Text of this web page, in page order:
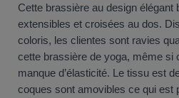
Cette brassière au design élégant
extensibles et croisées au dos.
coloris, les clientes sont ravies
cette brassière de yoga, même si
manque d’élasticité. Le tissu est
coques sont amovibles ce qui est